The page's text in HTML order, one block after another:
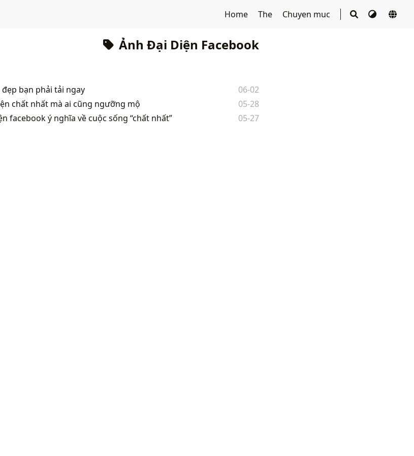
Home The Chuyen muc
Ảnh Đại Diện Facebook
bạn phải tải ngay
06-02
chất nhất mà ai cũng ngưỡng mộ
05-28
facebook ý nghĩa về cuộc sống “chất nhất”
05-27